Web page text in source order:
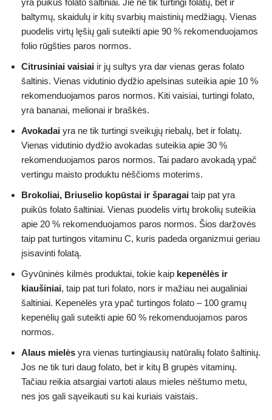
yra puikūs folato šaltiniai. Jie ne tik turtingi folatų, bet ir
baltymų, skaidulų ir kitų svarbių maistinių medžiagų. Vienas
puodelis virtų lęšių gali suteikti apie 90 % rekomenduojamos
folio rūgšties paros normos.
Citrusiniai vaisiai ir jų sultys yra dar vienas geras folato
šaltinis. Vienas vidutinio dydžio apelsinas suteikia apie 10 %
rekomenduojamos paros normos. Kiti vaisiai, turtingi folato,
yra bananai, melionai ir braškės.
Avokadai yra ne tik turtingi sveikųjų riebalų, bet ir folatų.
Vienas vidutinio dydžio avokadas suteikia apie 30 %
rekomenduojamos paros normos. Tai padaro avokadą ypač
vertingu maisto produktu nėščioms moterims.
Brokoliai, Briuselio kopūstai ir šparagai taip pat yra
puikūs folato šaltiniai. Vienas puodelis virtų brokolių suteikia
apie 20 % rekomenduojamos paros normos. Šios daržovės
taip pat turtingos vitaminu C, kuris padeda organizmui geriau
įsisavinti folatą.
Gyvūninės kilmės produktai, tokie kaip kepenėlės ir
kiaušiniai, taip pat turi folato, nors ir mažiau nei augaliniai
šaltiniai. Kepenėlės yra ypač turtingos folato – 100 gramų
kepenėlių gali suteikti apie 60 % rekomenduojamos paros
normos.
Alaus mielės yra vienas turtingiausių natūralių folato šaltinių.
Jos ne tik turi daug folato, bet ir kitų B grupės vitaminų.
Tačiau reikia atsargiai vartoti alaus mieles nėštumo metu,
nes jos gali sąveikauti su kai kuriais vaistais.